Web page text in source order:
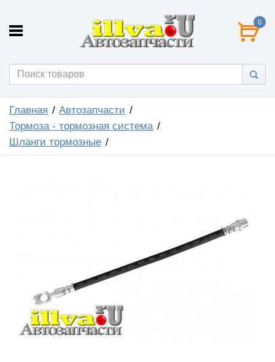
0
Главная
Автозапчасти
Тормоза - тормозная система
Шланги тормозные